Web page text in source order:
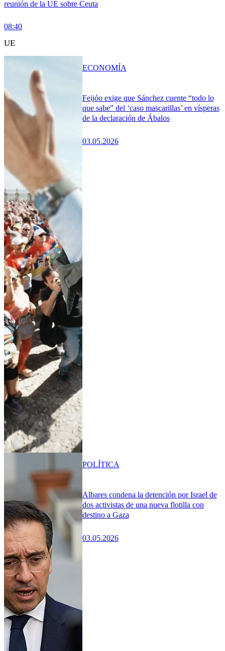
reunión de la UE sobre Ceuta
08:40
UE
Feijóo exige que Sánchez cuente “todo lo
que sabe” del ‘caso mascarillas’ en vísperas
de la declaración de Ábalos
03.05.2026
ECONOMÍA
Albares condena la detención por Israel de
dos activistas de una nueva flotilla con
destino a Gaza
03.05.2026
POLÍTICA